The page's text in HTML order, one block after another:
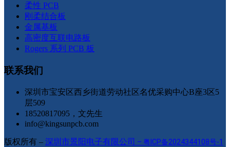
柔性 PCB
刚柔结合板
金属基板
高密度互联电路板
Rogers 系列 PCB 板
联系我们
深圳市宝安区西乡街道劳动社区名优采购中心B座3区5
层509
18520817095，文先生
info@kingsunpcb.com
版权所有 – 深圳市景阳电子有限公司 – 粤ICP备2024344108号-1